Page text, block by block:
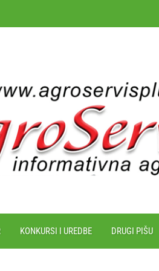
KONKURSI I UREDBE DRUGI PIŠU